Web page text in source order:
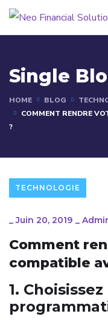
Single
HOME BLOG
COMMENT RENDRE
?
TECHNOLOGIE
_Juin 20, 2019 _
Comment
compatible
1.